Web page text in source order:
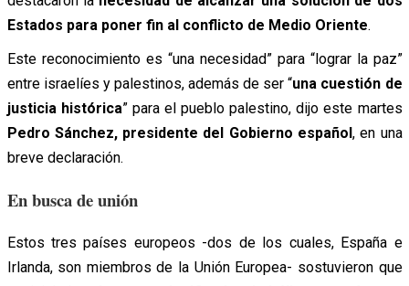
Estados para poner fin al conflicto de Medio Oriente.
Este reconocimiento es “una necesidad” para “lograr la paz”
entre israelíes y palestinos, además de ser “una cuestión de
justicia histórica” para el pueblo palestino, dijo este martes
Pedro Sánchez, presidente del Gobierno español, en una
breve declaración.
En busca de unión
Estos tres países europeos -dos de los cuales, España e
Irlanda, son miembros de la Unión Europea- sostuvieron que